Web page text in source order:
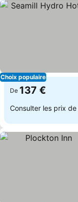
Choix populaire
De 137 €
Consulter les prix de